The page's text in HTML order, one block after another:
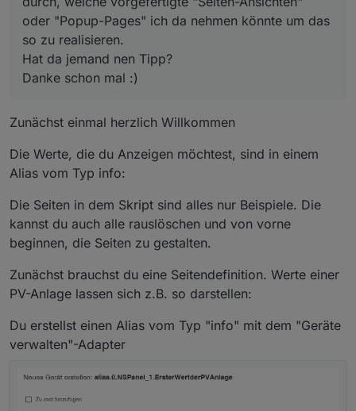
oder "Popup-Pages" ich da nehmen könnte um das
so zu realisieren.
Hat da jemand nen Tipp?
Danke schon mal :)
Zunächst einmal herzlich Willkommen
Die Werte, die du Anzeigen möchtest, sind in einem
Alias vom Typ info:
Die Seiten in dem Skript sind alles nur Beispiele. Die
kannst du auch alle rauslöschen und von vorne
beginnen, die Seiten zu gestalten.
Zunächst brauchst du eine Seitendefinition. Werte einer
PV-Anlage lassen sich z.B. so darstellen:
Du erstellst einen Alias vom Typ "info" mit dem "Geräte
verwalten"-Adapter